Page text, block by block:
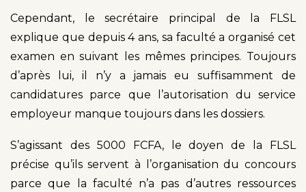
Cependant, le secrétaire principal de la FLSL
explique que depuis 4 ans, sa faculté a organisé cet
examen en suivant les mêmes principes. Toujours
d’après lui, il n’y a jamais eu suffisamment de
candidatures parce que l’autorisation du service
employeur manque toujours dans les dossiers.
S’agissant des 5000 FCFA, le doyen de la FLSL
précise qu’ils servent à l’organisation du concours
parce que la faculté n’a pas d’autres ressources